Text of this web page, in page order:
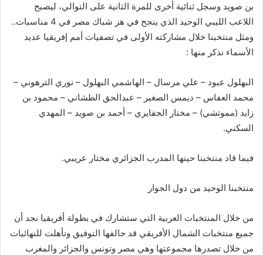
بن صويد وسجل ثنائية أخرى للمرة الثانية على التوالي، ليصبح
اللاعب الليبي الوحيد الذي ينجح في هز شباك مصر في 4 مناسبات..
ومثل منتخبنا خلال مشاركته الأولى في تصفيات أمم إفريقيا عديد
الأسماء نذكر منها :
البهلول عبود – علي مرسال – الهاشمي البهلول – نوري الترهوني –
محمد العفاس – ديمس الصغير – عبدالحق الطشاني – محمود بن
زايد (مموتشي) – مختار الجفايري – أحمد بن صويد – المهدي
السكني.
فيما قاد منتخبنا حينها المدرب الجزائري مختار عريبي.
منتخبنا الوحيد من دول الجوار
من خلال المنتخبات العربية التي ستشارك في بطولة أفريقيا نجد أن
جميع منتخبات الشمال الأفريقي قد حالفها التوفيق وتأهلت للنهائيات
من خلال تصدرها مجموعتها وهي مصر وتونس والجزائر والمغرب